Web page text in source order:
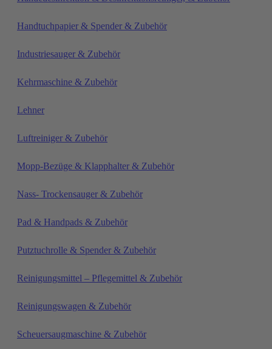
Handtuchpapier & Spender & Zubehör
Industriesauger & Zubehör
Kehrmaschine & Zubehör
Lehner
Luftreiniger & Zubehör
Mopp-Bezüge & Klapphalter & Zubehör
Nass- Trockensauger & Zubehör
Pad & Handpads & Zubehör
Putztuchrolle & Spender & Zubehör
Reinigungsmittel – Pflegemittel & Zubehör
Reinigungswagen & Zubehör
Scheuersaugmaschine & Zubehör